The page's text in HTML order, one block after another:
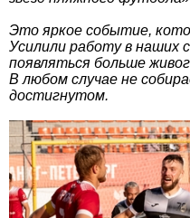
Это яркое событие,
Усилили работу в наших
появляться больше
В любом случае не
достигнутом.